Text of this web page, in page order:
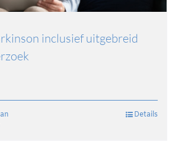
inclusief uitgebreid
Details